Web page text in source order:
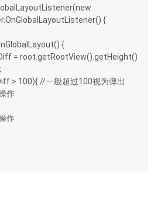
{
void onGlobalLayout() {
if (heightDiff > 100){ //一般超过100视为弹出
显示操作
隐藏操作